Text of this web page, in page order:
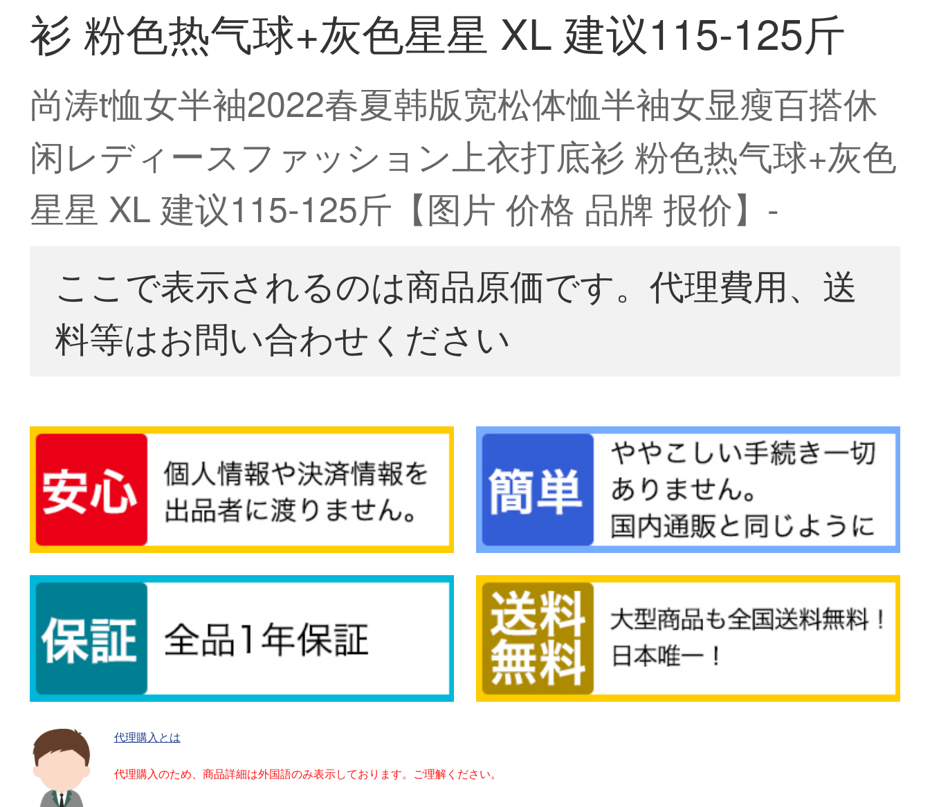
衫 粉色热气球+灰色星星 XL 建议115-125斤
尚涛t恤女半袖2022春夏韩版宽松体恤半袖女显瘦百搭休
闲レディースファッション上衣打底衫 粉色热气球+灰色
星星 XL 建议115-125斤【图片 价格 品牌 报价】-
ここで表示されるのは商品原価です。代理費用、送
料等はお問い合わせください
代理購入とは
代理購入のため、商品詳細は外国語のみ表示しております。ご理解ください。